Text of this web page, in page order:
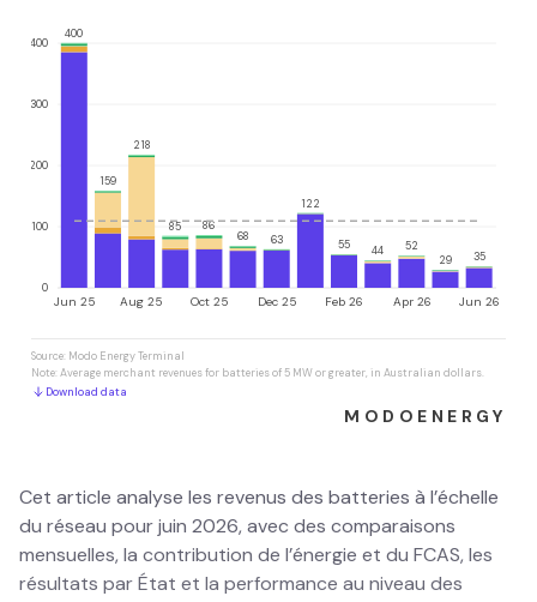
Cet article analyse les revenus des batteries à l’échelle
du réseau pour juin 2026, avec des comparaisons
mensuelles, la contribution de l’énergie et du FCAS, les
résultats par État et la performance au niveau des